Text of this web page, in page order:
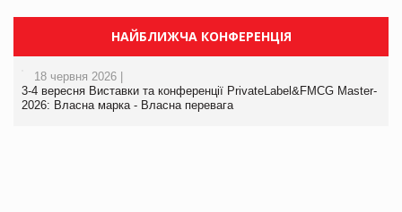
НАЙБЛИЖЧА КОНФЕРЕНЦІЯ
18 червня 2026 |
3-4 вересня Виставки та конференції PrivateLabel&FMCG Master-
2026: Власна марка - Власна перевага